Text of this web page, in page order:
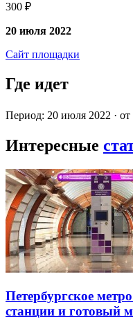
300 ₽
20 июля 2022
Сайт площадки
Где идет
Период: 20 июля 2022 · от
Интересные
Петербургское
станции и готовый